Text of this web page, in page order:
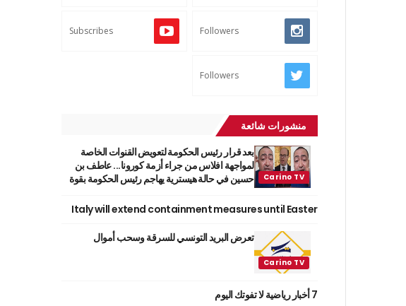
Followers
Subscribes
Followers
منشورات شائعة
بعد قرار رئيس الحكومة لتعويض القنوات الخاصة
لمواجهة افلاس من جراء أزمة كورونا... عاطف بن
حسين في حالة هيسترية يهاجم رئيس الحكومة بقوة
Italy will extend containment measures until Easter
تعرض البريد التونسي للسرقة وسحب أموال
7 أخبار رياضية لا تفوتك اليوم